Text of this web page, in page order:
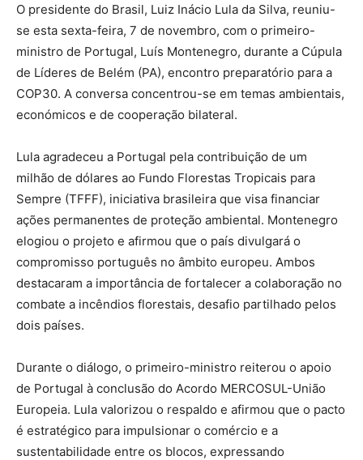
O presidente do Brasil, Luiz Inácio Lula da Silva, reuniu-
se esta sexta-feira, 7 de novembro, com o primeiro-
ministro de Portugal, Luís Montenegro, durante a Cúpula
de Líderes de Belém (PA), encontro preparatório para a
COP30. A conversa concentrou-se em temas ambientais,
económicos e de cooperação bilateral.
Lula agradeceu a Portugal pela contribuição de um
milhão de dólares ao Fundo Florestas Tropicais para
Sempre (TFFF), iniciativa brasileira que visa financiar
ações permanentes de proteção ambiental. Montenegro
elogiou o projeto e afirmou que o país divulgará o
compromisso português no âmbito europeu. Ambos
destacaram a importância de fortalecer a colaboração no
combate a incêndios florestais, desafio partilhado pelos
dois países.
Durante o diálogo, o primeiro-ministro reiterou o apoio
de Portugal à conclusão do Acordo MERCOSUL-União
Europeia. Lula valorizou o respaldo e afirmou que o pacto
é estratégico para impulsionar o comércio e a
sustentabilidade entre os blocos, expressando